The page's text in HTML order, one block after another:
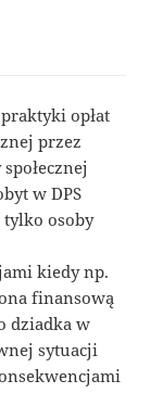
opłat
przez
w DPS
tylko osoby
kiedy np.
finansową
dziadka w
sytuacji